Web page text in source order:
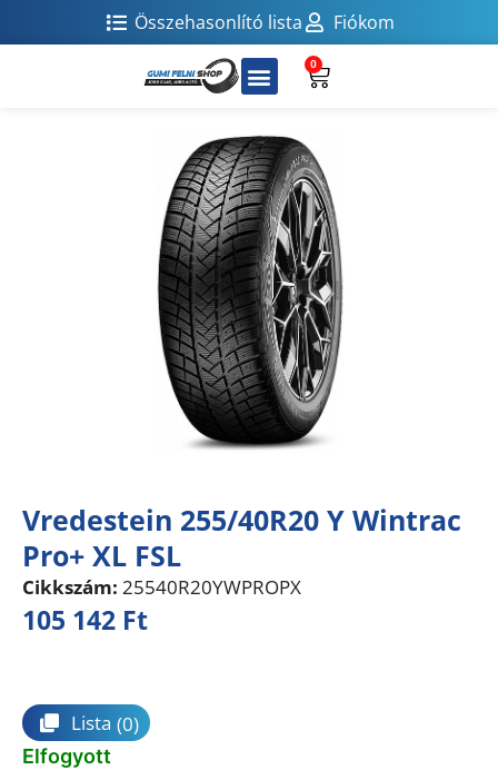
Összehasonlító lista Fiókom
0
Vredestein 255/40R20 Y Wintrac
Pro+ XL FSL
Cikkszám: 25540R20YWPROPX
105 142 Ft
Lista (0)
Elfogyott